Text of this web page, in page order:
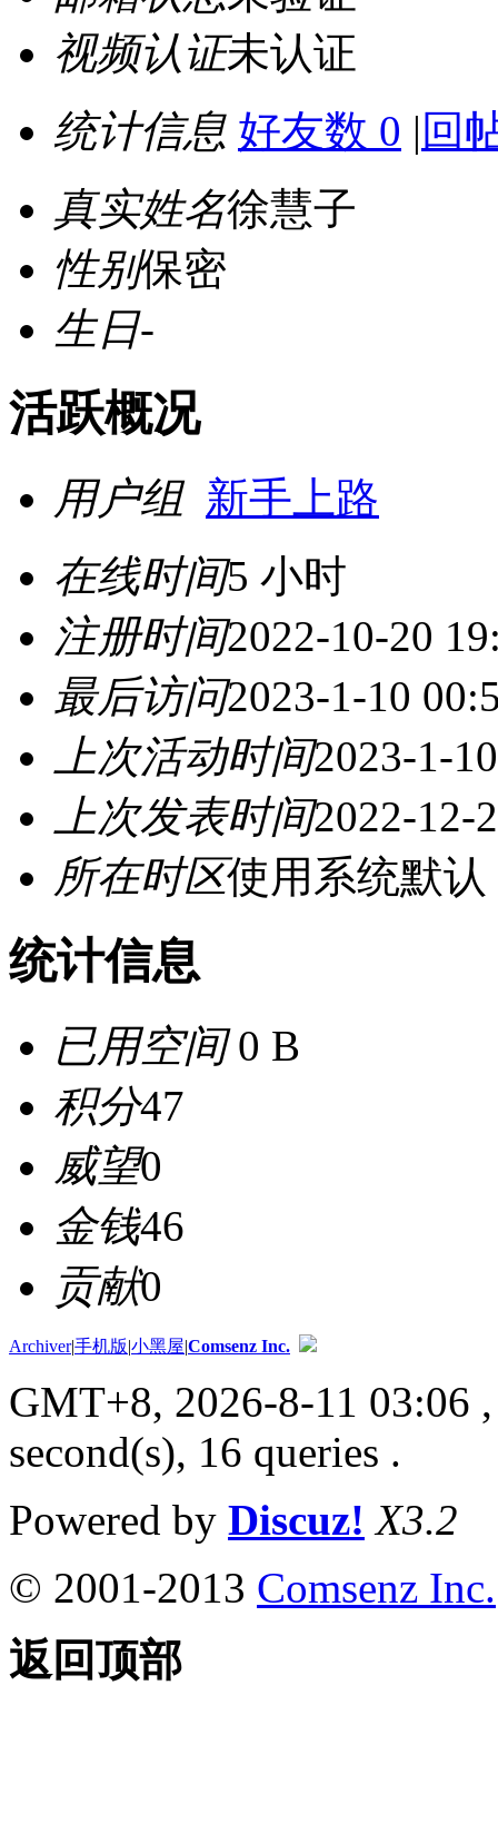
视频认证未认证
统计信息 好友数 0 | 回
真实姓名徐慧子
性别保密
生日-
活跃概况
用户组 新手上路
在线时间5 小时
注册时间2022-10-20
最后访问2023-1-10
上次活动时间2023-1-
上次发表时间2022-12-
所在时区使用系统默认
统计信息
已用空间0 B
积分47
威望0
金钱46
贡献0
Archiver|手机版|小黑屋|Comsenz Inc.
GMT+8, 2026-8-11 03:06
second(s), 16 queries .
Powered by Discuz! X3.2
© 2001-2013 Comsenz Inc.
返回顶部